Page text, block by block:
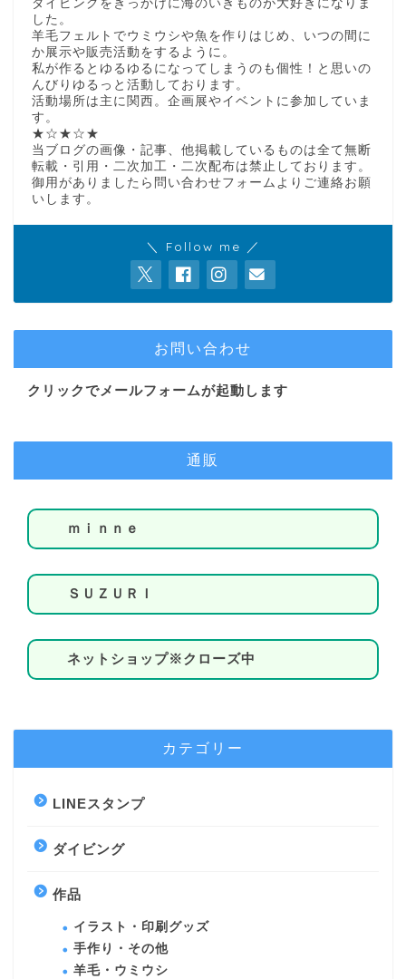
ダイビングをきっかけに海のいきものが大好きになりま
した。
羊毛フェルトでウミウシや魚を作りはじめ、いつの間に
か展示や販売活動をするように。
私が作るとゆるゆるになってしまうのも個性！と思いの
んびりゆるっと活動しております。
活動場所は主に関西。企画展やイベントに参加していま
す。
★☆★☆★
当ブログの画像・記事、他掲載しているものは全て無断
転載・引用・二次加工・二次配布は禁止しております。
御用がありましたら問い合わせフォームよりご連絡お願
いします。
＼ Follow me ／
お問い合わせ
クリックでメールフォームが起動します
通販
ｍｉｎｎｅ
ＳＵＺＵＲＩ
ネットショップ※クローズ中
カテゴリー
LINEスタンプ
ダイビング
作品
イラスト・印刷グッズ
手作り・その他
羊毛・ウミウシ